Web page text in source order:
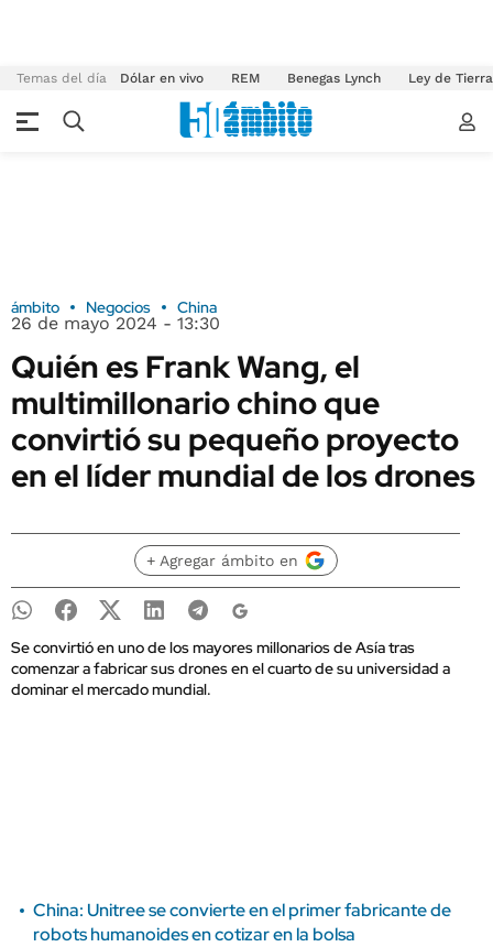
Temas del día Dólar en vivo REM Benegas Lynch Ley de
ámbito Negocios China
26 de mayo 2024 - 13:30
Quién es Frank Wang, el
multimillonario chino que
convirtió su pequeño proyecto
en el líder mundial de los drones
+ Agregar ámbito en
Se convirtió en uno de los mayores millonarios de Asía tras
comenzar a fabricar sus drones en el cuarto de su universidad a
dominar el mercado mundial.
China: Unitree se convierte en el primer fabricante de
robots humanoides en cotizar en la bolsa